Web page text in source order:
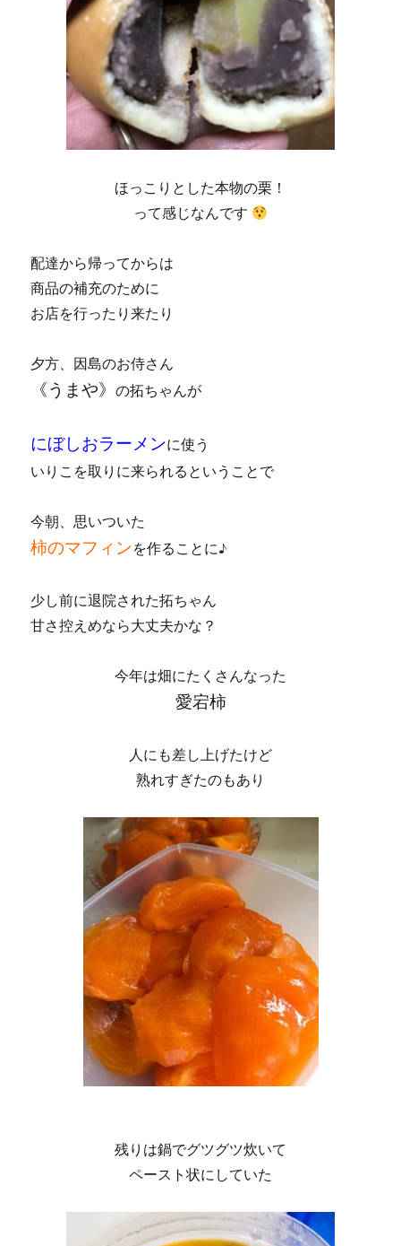
ほっこりとした本物の栗！
って感じなんです
配達から帰ってからは
商品の補充のために
お店を行ったり来たり
夕方、因島のお侍さん
《うまや》の拓ちゃんが
にぼしおラーメンに使う
いりこを取りに来られるということで
今朝、思いついた
柿のマフィンを作ることに♪
少し前に退院された拓ちゃん
甘さ控えめなら大丈夫かな？
今年は畑にたくさんなった
愛宕柿
人にも差し上げたけど
熟れすぎたのもあり
残りは鍋でグツグツ炊いて
ペースト状にしていた